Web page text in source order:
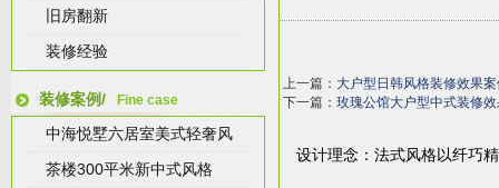
旧房翻新
装修经验
装修案例/ Fine case
中海悦墅六居室美式轻奢风
茶楼300平米新中式风格
上一篇： 大户型日韩风格装修效果
下一篇： 玫瑰公馆大户型中式装修
设计理念：法式风格以纤巧